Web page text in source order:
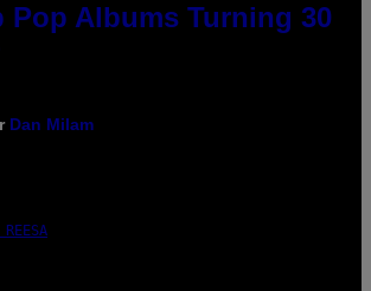
Pop Albums Turning 30
Dan Milam